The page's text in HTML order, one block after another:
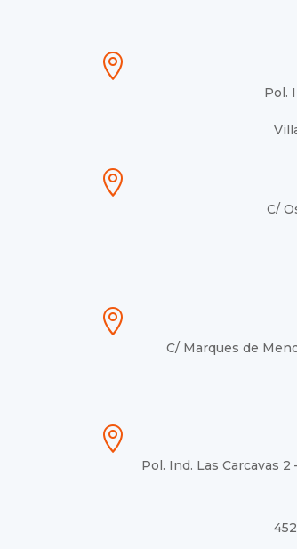

Pol.

C/

C/ Marques de

Pol. Ind. Las Carcavas